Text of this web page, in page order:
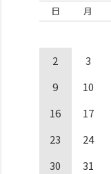
日 月
2
3
9
10
16
17
23
24
30
31